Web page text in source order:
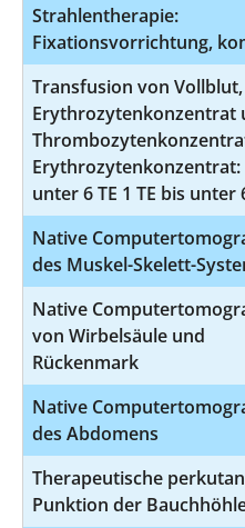
Strahlentherapie:
Fixationsvorrichtung,
Transfusion von Vollblut,
Erythrozytenkonzentrat
Erythrozytenkonzentrat:
unter 6 TE 1 TE bis unter
Native
des Muskel-Skelett-
Native
von Wirbelsäule und
Rückenmark
Native
des Abdomens
Therapeutische
Punktion der